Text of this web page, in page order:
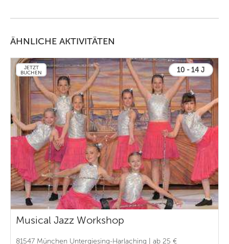
ÄHNLICHE AKTIVITÄTEN
JETZT
BUCHEN
10 - 14 J
Musical Jazz Workshop
81547 München Untergiesing-Harlaching | ab 25 €